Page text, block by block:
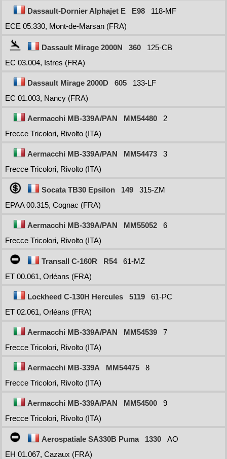
Dassault-Dornier Alphajet E E98
118-MF
ECE 05.330, Mont-de-Marsan (FRA)
Dassault Mirage 2000N 360
125-CB
EC 03.004, Istres (FRA)
Dassault Mirage 2000D 605
133-LF
EC 01.003, Nancy (FRA)
Aermacchi MB-339A/PAN MM54480
2
Frecce Tricolori, Rivolto (ITA)
Aermacchi MB-339A/PAN MM54473
3
Frecce Tricolori, Rivolto (ITA)
Socata TB30 Epsilon 149
315-ZM
EPAA 00.315, Cognac (FRA)
Aermacchi MB-339A/PAN MM55052
6
Frecce Tricolori, Rivolto (ITA)
Transall C-160R R54
61-MZ
ET 00.061, Orléans (FRA)
Lockheed C-130H Hercules 5119
61-PC
ET 02.061, Orléans (FRA)
Aermacchi MB-339A/PAN MM54539
7
Frecce Tricolori, Rivolto (ITA)
Aermacchi MB-339A MM54475
8
Frecce Tricolori, Rivolto (ITA)
Aermacchi MB-339A/PAN MM54500
9
Frecce Tricolori, Rivolto (ITA)
Aerospatiale SA330B Puma 1330
AO
EH 01.067, Cazaux (FRA)